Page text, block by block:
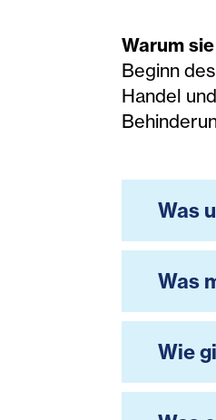
​​​​Warum
Beginn
Handel
Was
Was
Wie